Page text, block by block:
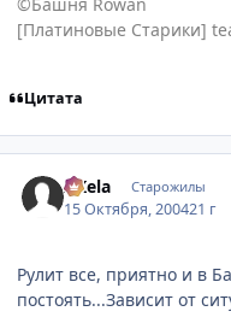
[Платиновые Старики]
Цитата
AKela Старожилы
15 Октября, 200421 г
Рулит все, приятно и в
постоять...Зависит от